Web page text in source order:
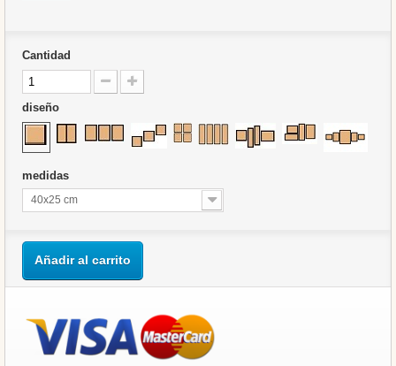
Cantidad
diseño
medidas
40x25 cm
Añadir al carrito